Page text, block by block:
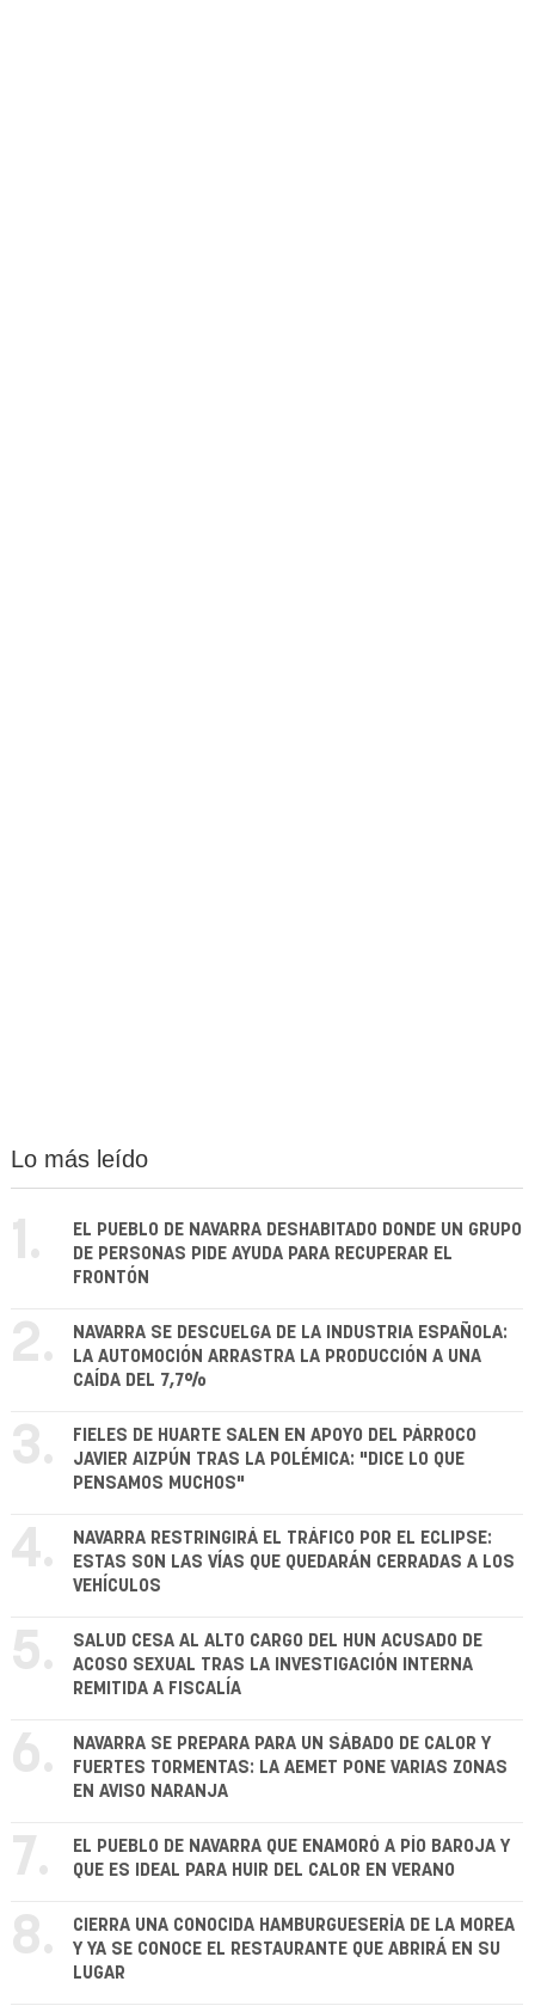
Lo más leído
1.
EL PUEBLO DE NAVARRA DESHABITADO DONDE UN GRUPO
DE PERSONAS PIDE AYUDA PARA RECUPERAR EL
FRONTÓN
2.
NAVARRA SE DESCUELGA DE LA INDUSTRIA ESPAÑOLA:
LA AUTOMOCIÓN ARRASTRA LA PRODUCCIÓN A UNA
CAÍDA DEL 7,7%
3.
FIELES DE HUARTE SALEN EN APOYO DEL PÁRROCO
JAVIER AIZPÚN TRAS LA POLÉMICA: "DICE LO QUE
PENSAMOS MUCHOS"
4.
NAVARRA RESTRINGIRÁ EL TRÁFICO POR EL ECLIPSE:
ESTAS SON LAS VÍAS QUE QUEDARÁN CERRADAS A LOS
VEHÍCULOS
5.
SALUD CESA AL ALTO CARGO DEL HUN ACUSADO DE
ACOSO SEXUAL TRAS LA INVESTIGACIÓN INTERNA
REMITIDA A FISCALÍA
6.
NAVARRA SE PREPARA PARA UN SÁBADO DE CALOR Y
FUERTES TORMENTAS: LA AEMET PONE VARIAS ZONAS
EN AVISO NARANJA
7.
EL PUEBLO DE NAVARRA QUE ENAMORÓ A PÍO BAROJA Y
QUE ES IDEAL PARA HUIR DEL CALOR EN VERANO
8.
CIERRA UNA CONOCIDA HAMBURGUESERÍA DE LA MOREA
Y YA SE CONOCE EL RESTAURANTE QUE ABRIRÁ EN SU
LUGAR